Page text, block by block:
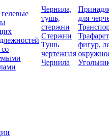
Чернила,
тушь,
стержни
Стержни
Тушь
чертежная
Чернила
для
фигур,